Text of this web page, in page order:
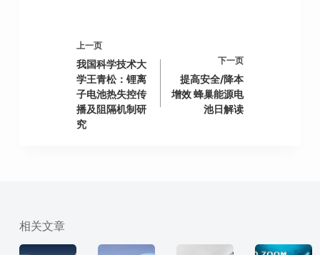
上一页
我国科学技术大
学王青松：锂离
子电池热失控传
播及阻隔机制研
究
下一页
提高安全/降本
增效 蜂巢能源电
池日解读
相关文章